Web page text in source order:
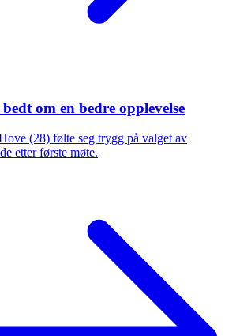
om en bedre opplevelse
(28) følte seg trygg på valget av
etter første møte.